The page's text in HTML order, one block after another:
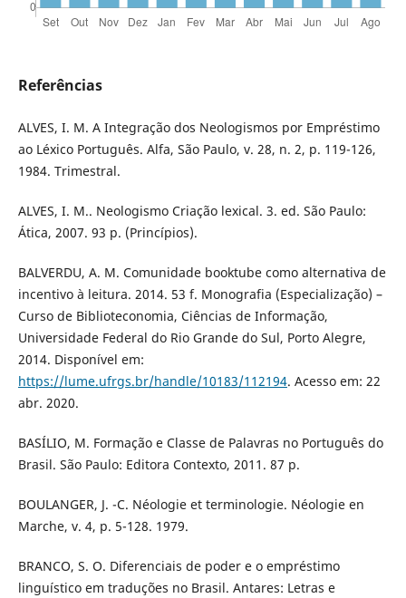
Referências
ALVES, I. M. A Integração dos Neologismos por Empréstimo
ao Léxico Português. Alfa, São Paulo, v. 28, n. 2, p. 119-126,
1984. Trimestral.
ALVES, I. M.. Neologismo Criação lexical. 3. ed. São Paulo:
Ática, 2007. 93 p. (Princípios).
BALVERDU, A. M. Comunidade booktube como alternativa de
incentivo à leitura. 2014. 53 f. Monografia (Especialização) –
Curso de Biblioteconomia, Ciências de Informação,
Universidade Federal do Rio Grande do Sul, Porto Alegre,
2014. Disponível em:
https://lume.ufrgs.br/handle/10183/112194. Acesso em: 22
abr. 2020.
BASÍLIO, M. Formação e Classe de Palavras no Português do
Brasil. São Paulo: Editora Contexto, 2011. 87 p.
BOULANGER, J. -C. Néologie et terminologie. Néologie en
Marche, v. 4, p. 5-128. 1979.
BRANCO, S. O. Diferenciais de poder e o empréstimo
linguístico em traduções no Brasil. Antares: Letras e